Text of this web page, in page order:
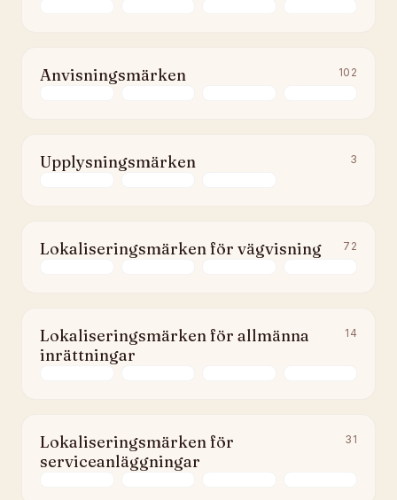
Anvisningsmärken 102
Upplysningsmärken 3
Lokaliseringsmärken för vägvisning 72
Lokaliseringsmärken för allmänna
inrättningar
14
Lokaliseringsmärken för
serviceanläggningar
31